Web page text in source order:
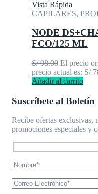
Vista Rápida
CAPILARES,
NODE
FCO/125 ML
S/98.00 El precio
precio actual es: S/
Añadir al carrito
Suscríbete al Boletín
Recibe ofertas exclusivas,
promociones especiales y